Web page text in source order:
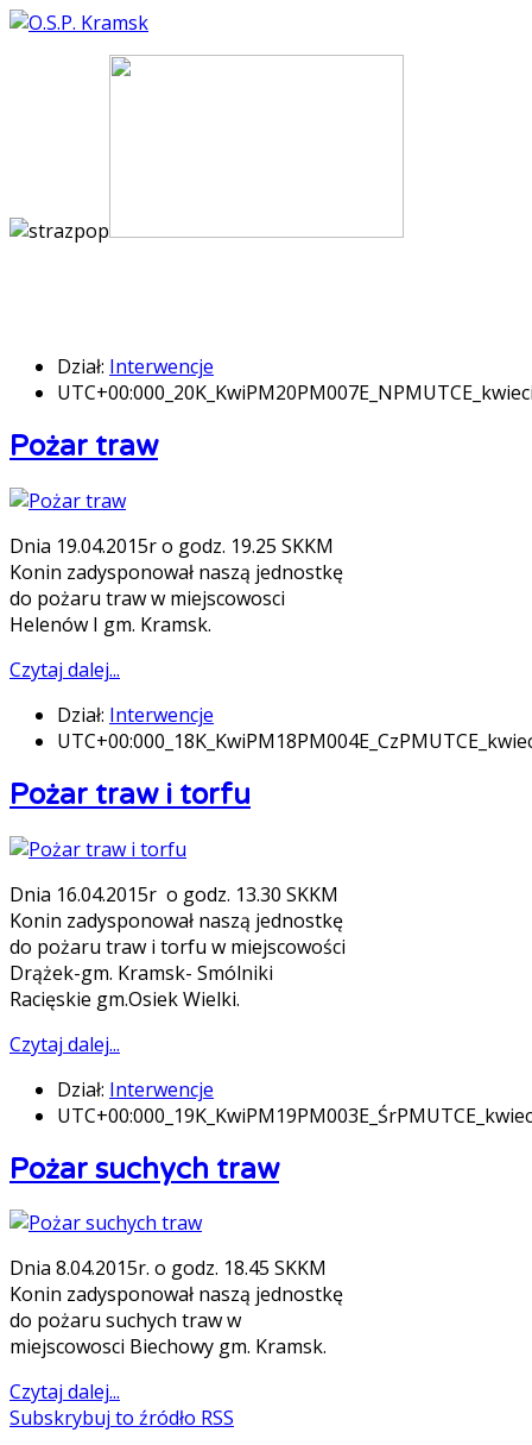
Dział: Interwencje
Pożar traw
Dnia 19.04.2015r o godz. 19.25 SKKM
Konin zadysponował naszą jednostkę
do pożaru traw w miejscowosci
Helenów I gm. Kramsk.
Czytaj dalej...
Dział: Interwencje
Pożar traw i torfu
Dnia 16.04.2015r o godz. 13.30 SKKM
Konin zadysponował naszą jednostkę
do pożaru traw i torfu w miejscowości
Drążek-gm. Kramsk- Smólniki
Racięskie gm.Osiek Wielki.
Czytaj dalej...
Dział: Interwencje
Pożar suchych traw
Dnia 8.04.2015r. o godz. 18.45 SKKM
Konin zadysponował naszą jednostkę
do pożaru suchych traw w
miejscowosci Biechowy gm. Kramsk.
Czytaj dalej...
Subskrybuj to źródło RSS